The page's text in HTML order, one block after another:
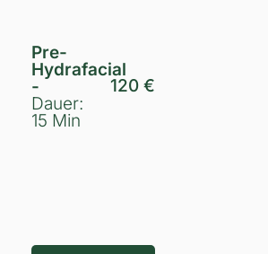
Pre-
Hydrafacial
-
Dauer:
15 Min
120 €